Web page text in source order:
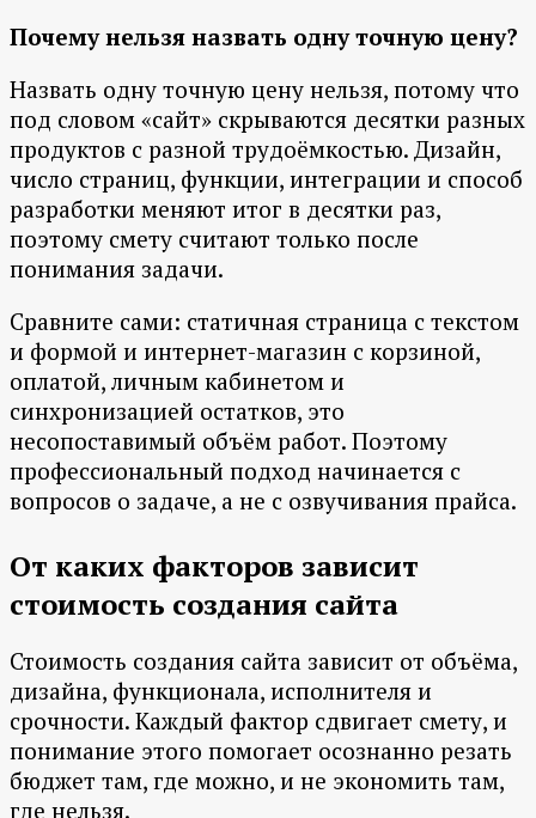
Почему нельзя назвать одну точную цену?
Назвать одну точную цену нельзя, потому что
под словом «сайт» скрываются десятки разных
продуктов с разной трудоёмкостью. Дизайн,
число страниц, функции, интеграции и способ
разработки меняют итог в десятки раз,
поэтому смету считают только после
понимания задачи.
Сравните сами: статичная страница с текстом
и формой и интернет-магазин с корзиной,
оплатой, личным кабинетом и
синхронизацией остатков, это
несопоставимый объём работ. Поэтому
профессиональный подход начинается с
вопросов о задаче, а не с озвучивания прайса.
От каких факторов зависит
стоимость создания сайта
Стоимость создания сайта зависит от объёма,
дизайна, функционала, исполнителя и
срочности. Каждый фактор сдвигает смету, и
понимание этого помогает осознанно резать
бюджет там, где можно, и не экономить там,
где нельзя.